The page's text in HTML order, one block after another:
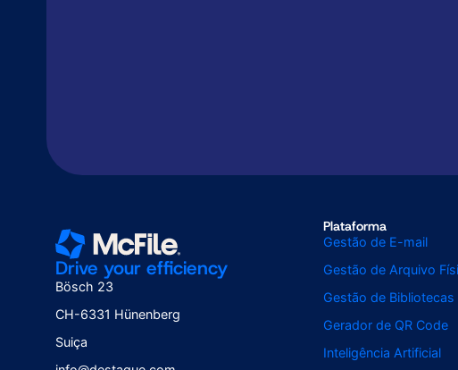
Drive your efficiency
Bösch 23
CH-6331 Hünenberg
Suiça
Plataforma
Gestão de E-mail
Gestão de Arquivo
Gestão de Bibliotecas
Gerador de QR Code
Inteligência Artificial